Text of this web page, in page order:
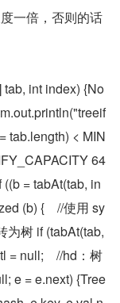
一倍，否则的话
int index) {No
tab.length) < MIN
64
= tabAt(tab, in
(b) {    //使用 sy
为树 if (tabAt(tab,
= null;    //hd：树
e = e.next) {Tree